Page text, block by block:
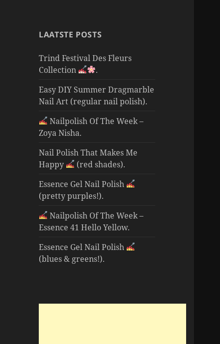
LAATSTE POSTS
Trind Festival Des Fleurs
Collection
.
Easy DIY Summer Dragmarble
Nail Art (regular nail polish).
Nailpolish Of The Week –
Zoya Nisha.
Nail Polish That Makes Me
Happy
(red shades).
Essence Gel Nail Polish
(pretty purples!).
Nailpolish Of The Week –
Essence 41 Hello Yellow.
Essence Gel Nail Polish
(blues & greens!).